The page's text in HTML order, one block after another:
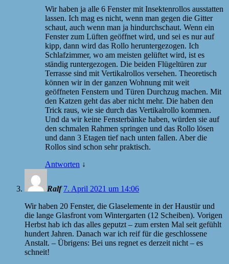
Wir haben ja alle 6 Fenster mit Insektenrollos ausstatten
lassen. Ich mag es nicht, wenn man gegen die Gitter
schaut, auch wenn man ja hindurchschaut. Wenn ein
Fenster zum Lüften geöffnet wird, und sei es nur auf
kipp, dann wird das Rollo heruntergezogen. Ich
Schlafzimmer, wo am meisten gelüftet wird, ist es
ständig runtergezogen. Die beiden Flügeltüren zur
Terrasse sind mit Vertikalrollos versehen. Theoretisch
können wir in der ganzen Wohnung mit weit
geöffneten Fenstern und Türen Durchzug machen. Mit
den Katzen geht das aber nicht mehr. Die haben den
Trick raus, wie sie durch das Vertikalrollo kommen.
Und da wir keine Fensterbänke haben, würden sie auf
den schmalen Rahmen springen und das Rollo lösen
und dann 3 Etagen tief nach unten fallen. Aber die
Rollos sind schon sehr praktisch.
Antworten ↓
Ralf 7. April 2021 um 14:06
Wir haben 20 Fenster, die Glaselemente in der Haustür und
die lange Glasfront vom Wintergarten (12 Scheiben). Vorigen
Herbst hab ich das alles geputzt – zum ersten Mal seit gefühlt
hundert Jahren. Danach war ich reif für die geschlossene
Anstalt. – Übrigens: Bei uns regnet es derzeit nicht – es
schneit!